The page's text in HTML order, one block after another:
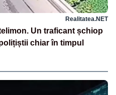
Realitatea.NET
Un traficant șchiop
chiar în timpul